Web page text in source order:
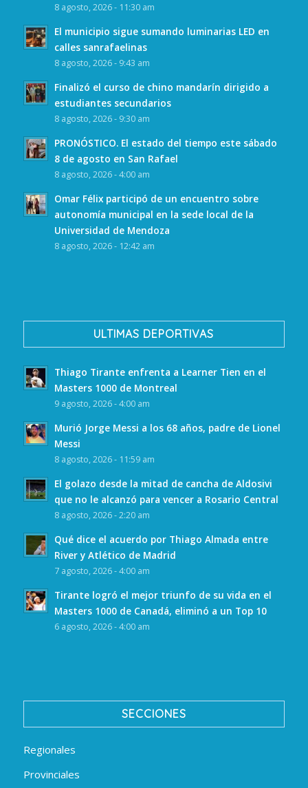
8 agosto, 2026 - 11:30 am
El municipio sigue sumando luminarias LED en
calles sanrafaelinas
8 agosto, 2026 - 9:43 am
Finalizó el curso de chino mandarín dirigido a
estudiantes secundarios
8 agosto, 2026 - 9:30 am
PRONÓSTICO. El estado del tiempo este sábado
8 de agosto en San Rafael
8 agosto, 2026 - 4:00 am
Omar Félix participó de un encuentro sobre
autonomía municipal en la sede local de la
Universidad de Mendoza
8 agosto, 2026 - 12:42 am
ULTIMAS DEPORTIVAS
Thiago Tirante enfrenta a Learner Tien en el
Masters 1000 de Montreal
9 agosto, 2026 - 4:00 am
Murió Jorge Messi a los 68 años, padre de Lionel
Messi
8 agosto, 2026 - 11:59 am
El golazo desde la mitad de cancha de Aldosivi
que no le alcanzó para vencer a Rosario Central
8 agosto, 2026 - 2:20 am
Qué dice el acuerdo por Thiago Almada entre
River y Atlético de Madrid
7 agosto, 2026 - 4:00 am
Tirante logró el mejor triunfo de su vida en el
Masters 1000 de Canadá, eliminó a un Top 10
6 agosto, 2026 - 4:00 am
SECCIONES
Regionales
Provinciales